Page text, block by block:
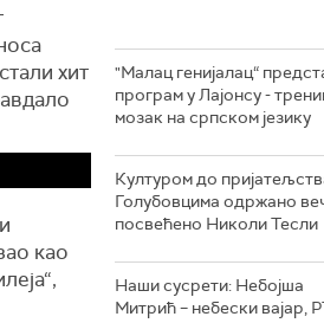
хит
као
"Малац генијалац“
програм у Лајонсу -
мозак на српском језику
Културом до
Голубовцима одржано
посвећено Николи Тесли
Наши сусрети: Небојша
Митрић – небески вајар,